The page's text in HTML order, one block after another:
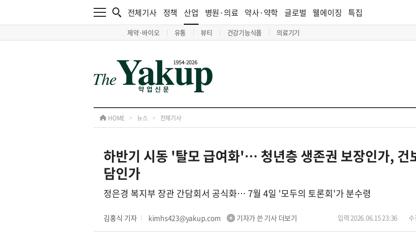
전체기사 정책 산업
제약·바이오 유통 뷰티 건강기능식품 의료기기
병원·의료 약사·약학 글로벌 웰에이징 특집
HOME > 뉴스 > 전체기사
하반기 시동 '탈모 급여화'… 청년층 생존권 보장인가, 건
담인가
정은경 복지부 장관 간담회서 공식화… 7월 4일 '모두의 토론회'가 분수령
김홍식 기자 kimhs423@yakup.com 기자가 쓴 기사 더보기 입력 2026.06.15 23:36